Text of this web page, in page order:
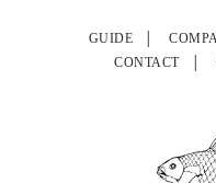
GUIDE
CONTACT